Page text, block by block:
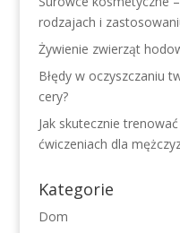
rodzajach i
Żywienie zwierząt
Błędy w oczyszczaniu
cery?
Jak skutecznie
ćwiczeniach dla
Kategorie
Dom